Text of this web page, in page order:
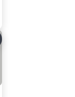
hinzufügen